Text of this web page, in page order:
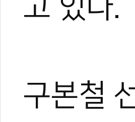
고 있다.
구본철